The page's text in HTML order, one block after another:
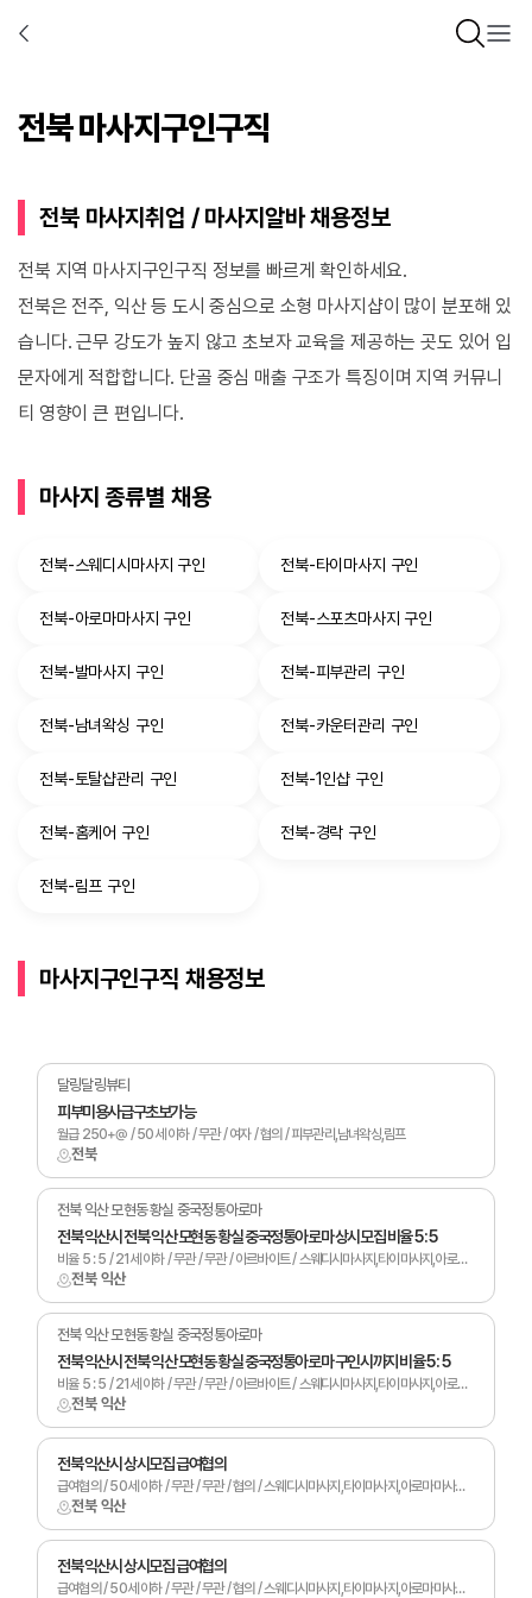
전북 마사지구인구직
전북 마사지취업 / 마사지알바 채용정보
전북 지역 마사지구인구직 정보를 빠르게 확인하세요.
전북은 전주, 익산 등 도시 중심으로 소형 마사지샵이 많이 분포해 있
습니다. 근무 강도가 높지 않고 초보자 교육을 제공하는 곳도 있어 입
문자에게 적합합니다. 단골 중심 매출 구조가 특징이며 지역 커뮤니
티 영향이 큰 편입니다.
마사지 종류별 채용
전북-스웨디시마사지 구인 전북-타이마사지 구인
전북-아로마마사지 구인 전북-스포츠마사지 구인
전북-발마사지 구인 전북-피부관리 구인
전북-남녀왁싱 구인 전북-카운터관리 구인
전북-토탈샵관리 구인 전북-1인샵 구인
전북-홈케어 구인 전북-경락 구인
전북-림프 구인
마사지구인구직 채용정보
전북
달링달링뷰티
피부미용사급구초보가능
월급 250+@ / 50세 이하 / 무관 / 여자 / 협의 / 피부관리,남녀왁싱,림프
전북 익산
전북 익산 모현동 황실 중국정통아로마
전북 익산시 전북 익산 모현동 황실 중국정통아로마 상시모집 비율 5 : 5
비율 5 : 5 / 21세 이하 / 무관 / 무관 / 아르바이트 / 스웨디시마사지,타이마사지,아로마마사지,스포츠마사지,발마사지,피부관리,남녀왁싱,토탈샵관리,홈케어,림프
전북 익산
전북 익산 모현동 황실 중국정통아로마
전북 익산시 전북 익산 모현동 황실 중국정통아로마 구인시까지 비율 5 : 5
비율 5 : 5 / 21세 이하 / 무관 / 무관 / 아르바이트 / 스웨디시마사지,타이마사지,아로마마사지,스포츠마사지,발마사지,피부관리,남녀왁싱,토탈샵관리,홈케어,림프
전북 익산
전북 익산시 상시모집 급여협의
급여협의 / 50세 이하 / 무관 / 무관 / 협의 / 스웨디시마사지,타이마사지,아로마마사지,발마사지,피부관리,남녀왁싱,카운터관리,토탈샵관리,1인샵,홈케어,림프
전북 익산시 상시모집 급여협의
급여협의 / 50세 이하 / 무관 / 무관 / 협의 / 스웨디시마사지,타이마사지,아로마마사지,발마사지,피부관리,남녀왁싱,카운터관리,토탈샵관리,1인샵,홈케어,림프